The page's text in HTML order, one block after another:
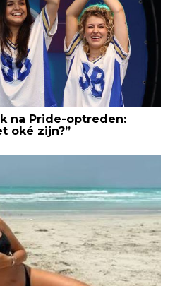
na Pride-optreden:
oké zijn?”